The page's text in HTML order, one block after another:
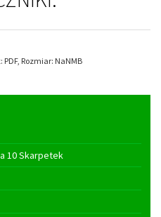
PDF, Rozmiar: NaNMB
10 Skarpetek